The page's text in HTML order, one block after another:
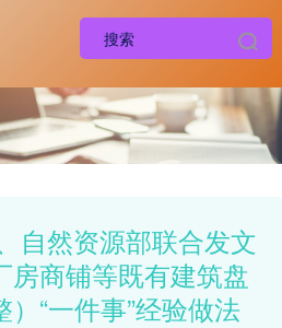
自然资源部联合发文
房商铺等既有建筑盘
“一件事”经验做法